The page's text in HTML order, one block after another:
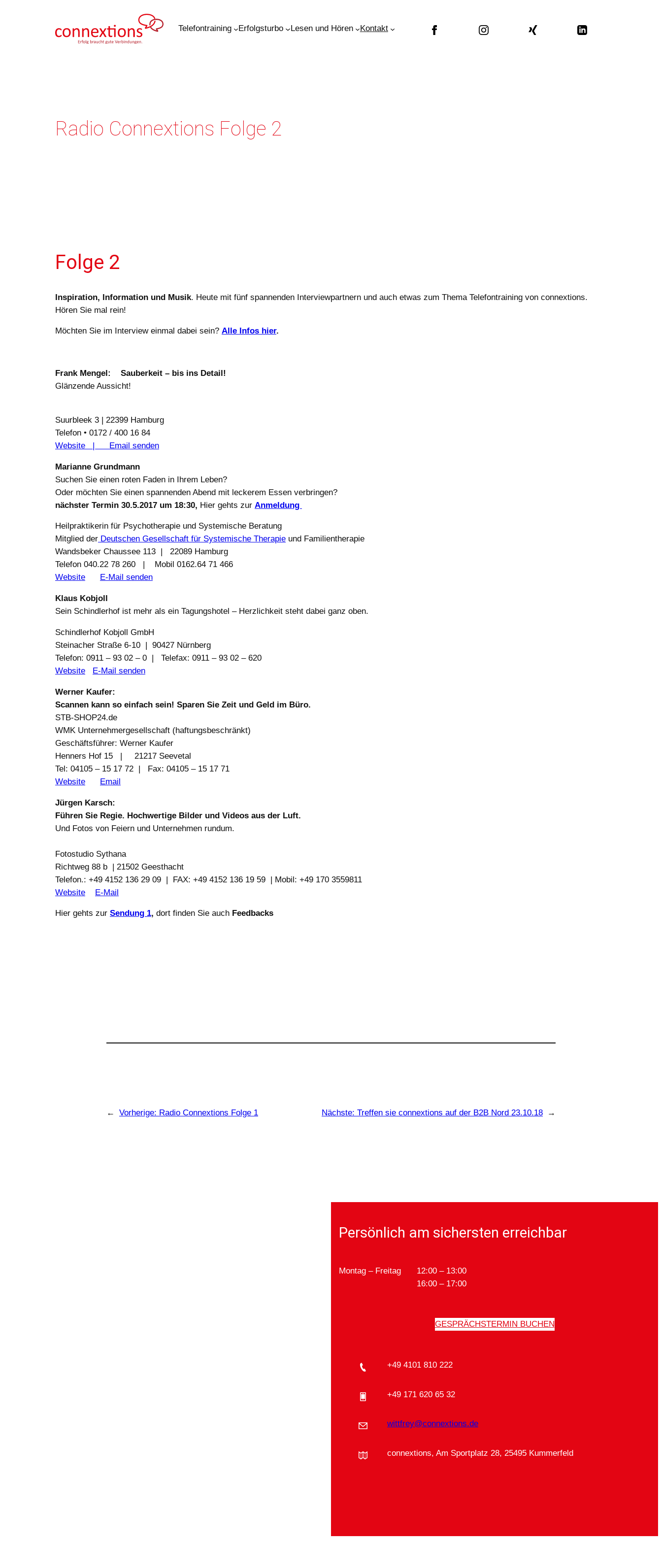
Telefontraining Erfolgsturbo Lesen und Hören Kontakt
Radio Connextions Folge 2
Folge 2
Inspiration, Information und Musik. Heute mit fünf spannenden Interviewpartnern und auch etwas zum Thema Telefontraining von connextions.
Hören Sie mal rein!
Möchten Sie im Interview einmal dabei sein? Alle Infos hier.
Frank Mengel: Sauberkeit – bis ins Detail!
Glänzende Aussicht!
Suurbleek 3 | 22399 Hamburg
Telefon • 0172 / 400 16 84
Website | Email senden
Marianne Grundmann
Suchen Sie einen roten Faden in Ihrem Leben?
Oder möchten Sie einen spannenden Abend mit leckerem Essen verbringen?
nächster Termin 30.5.2017 um 18:30, Hier gehts zur Anmeldung
Heilpraktikerin für Psychotherapie und Systemische Beratung
Mitglied der Deutschen Gesellschaft für Systemische Therapie und Familientherapie
Wandsbeker Chaussee 113 | 22089 Hamburg
Telefon 040.22 78 260 | Mobil 0162.64 71 466
Website
E-Mail senden
Klaus Kobjoll
Sein Schindlerhof ist mehr als ein Tagungshotel – Herzlichkeit steht dabei ganz oben.
Schindlerhof Kobjoll GmbH
Steinacher Straße 6-10 | 90427 Nürnberg
Telefon: 0911 – 93 02 – 0 | Telefax: 0911 – 93 02 – 620
Website
E-Mail senden
Werner Kaufer:
Scannen kann so einfach sein! Sparen Sie Zeit und Geld im Büro.
STB-SHOP24.de
WMK Unternehmergesellschaft (haftungsbeschränkt)
Geschäftsführer: Werner Kaufer
Henners Hof 15 | 21217 Seevetal
Tel: 04105 – 15 17 72 | Fax: 04105 – 15 17 71
Website
Email
Jürgen Karsch:
Führen Sie Regie. Hochwertige Bilder und Videos aus der Luft.
Und Fotos von Feiern und Unternehmen rundum.
Fotostudio Sythana
Richtweg 88 b | 21502 Geesthacht
Telefon.: +49 4152 136 29 09 | FAX: +49 4152 136 19 59 | Mobil: +49 170 3559811
Website
E-Mail
Hier gehts zur Sendung 1, dort finden Sie auch Feedbacks
← Vorherige: Radio Connextions Folge 1 Nächste: Treffen sie connextions auf der B2B Nord 23.10.18 →
Persönlich am sichersten erreichbar
Montag – Freitag
12:00 – 13:00
16:00 – 17:00
GESPRÄCHSTERMIN BUCHEN
+49 4101 810 222
+49 171 620 65 32
wittfrey@connextions.de
connextions, Am Sportplatz 28, 25495 Kummerfeld